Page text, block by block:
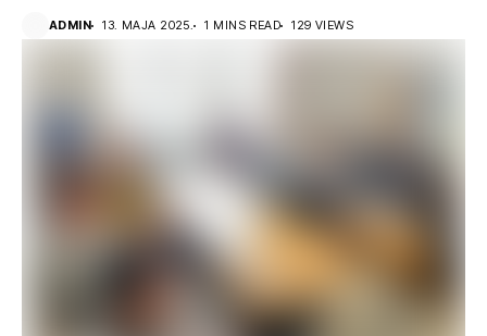
ADMIN 13. MAJA 2025. 1 MINS READ 129 VIEWS